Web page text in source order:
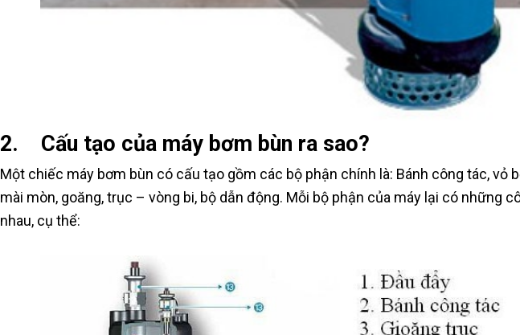
2. Cấu tạo của máy bơm bùn ra sao?
Một chiếc máy bơm bùn có cấu tạo gồm các bộ phận chính là: Bánh công tác, vỏ
mài mòn, goăng, trục – vòng bi, bộ dẫn động. Mỗi bộ phận của máy lại có những
nhau, cụ thể: